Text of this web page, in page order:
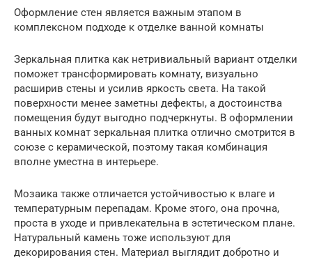
Оформление стен является важным этапом в
комплексном подходе к отделке ванной комнаты
Зеркальная плитка как нетривиальный вариант отделки
поможет трансформировать комнату, визуально
расширив стены и усилив яркость света. На такой
поверхности менее заметны дефекты, а достоинства
помещения будут выгодно подчеркнуты. В оформлении
ванных комнат зеркальная плитка отлично смотрится в
союзе с керамической, поэтому такая комбинация
вполне уместна в интерьере.
Мозаика также отличается устойчивостью к влаге и
температурным перепадам. Кроме этого, она прочна,
проста в уходе и привлекательна в эстетическом плане.
Натуральный камень тоже используют для
декорирования стен. Материал выглядит добротно и